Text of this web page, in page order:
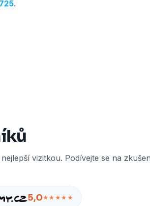
.
vizitkou. Podívejte se na
5,0★★★★★